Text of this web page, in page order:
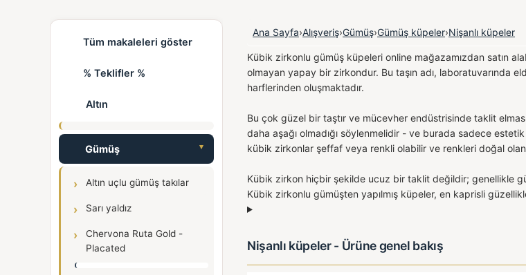
Tüm makaleleri göster
% Teklifler %
Altın
Gümüş
Altın uçlu gümüş takılar
Sarı yaldız
Chervona Ruta Gold -
Placated
Ana Sayfa›Alışveriş›Gümüş›Gümüş küpeler›Nişanlı küpeler
Kübik zirkonlu gümüş küpeleri online mağazamızdan satın
olmayan yapay bir zirkondur. Bu taşın adı, laboratuvarında
harflerinden oluşmaktadır.
Bu çok güzel bir taştır ve mücevher endüstrisinde taklit elmas
daha aşağı olmadığı söylenmelidir - ve burada sadece
kübik zirkonlar şeffaf veya renkli olabilir ve renkleri doğal
Kübik zirkon hiçbir şekilde ucuz bir taklit değildir; genellikle
Kübik zirkonlu gümüşten yapılmış küpeler, en kaprisli
Nişanlı küpeler - Ürüne genel bakış